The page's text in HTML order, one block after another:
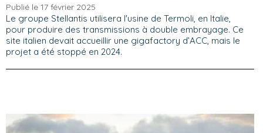
Publié le 17 février 2025
Le groupe Stellantis utilisera l'usine de Termoli, en Italie,
pour produire des transmissions à double embrayage. Ce
site italien devait accueillir une gigafactory d’ACC, mais le
projet a été stoppé en 2024.